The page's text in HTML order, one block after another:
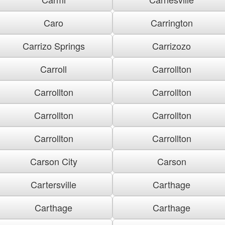
Caro
Carrington
Carrizo Springs
Carrizozo
Carroll
Carrollton
Carrollton
Carrollton
Carrollton
Carrollton
Carrollton
Carrollton
Carson City
Carson
Cartersville
Carthage
Carthage
Carthage